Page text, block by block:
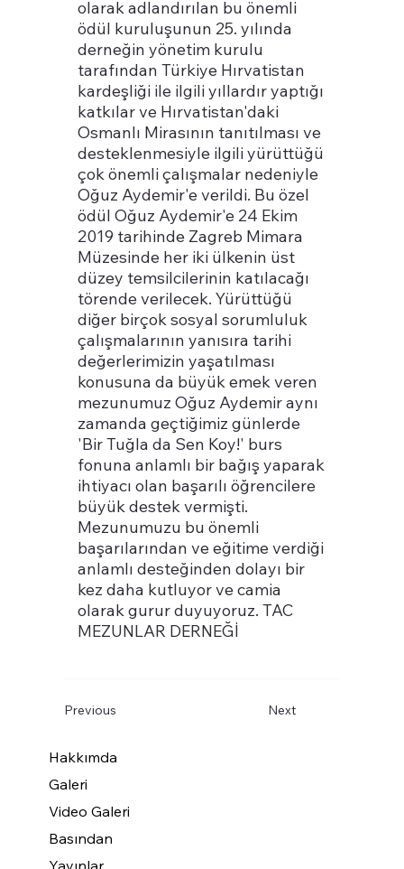
olarak adlandırılan bu önemli
ödül kuruluşunun 25. yılında
derneğin yönetim kurulu
tarafından Türkiye Hırvatistan
kardeşliği ile ilgili yıllardır yaptığı
katkılar ve Hırvatistan'daki
Osmanlı Mirasının tanıtılması ve
desteklenmesiyle ilgili yürüttüğü
çok önemli çalışmalar nedeniyle
Oğuz Aydemir'e verildi. Bu özel
ödül Oğuz Aydemir'e 24 Ekim
2019 tarihinde Zagreb Mimara
Müzesinde her iki ülkenin üst
düzey temsilcilerinin katılacağı
törende verilecek. Yürüttüğü
diğer birçok sosyal sorumluluk
çalışmalarının yanısıra tarihi
değerlerimizin yaşatılması
konusuna da büyük emek veren
mezunumuz Oğuz Aydemir aynı
zamanda geçtiğimiz günlerde
'Bir Tuğla da Sen Koy!' burs
fonuna anlamlı bir bağış yaparak
ihtiyacı olan başarılı öğrencilere
büyük destek vermişti.
Mezunumuzu bu önemli
başarılarından ve eğitime verdiği
anlamlı desteğinden dolayı bir
kez daha kutluyor ve camia
olarak gurur duyuyoruz. TAC
MEZUNLAR DERNEĞİ
Previous Next
Hakkımda
Galeri
Video Galeri
Basından
Yayınlar